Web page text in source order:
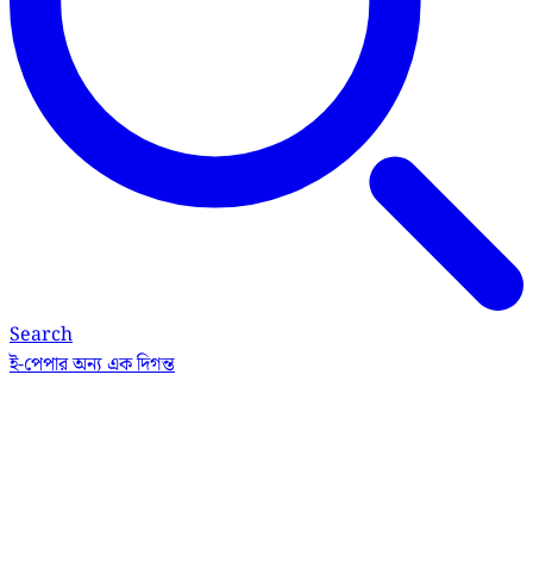
Search
ই-পেপারঅন্য এক দিগন্ত